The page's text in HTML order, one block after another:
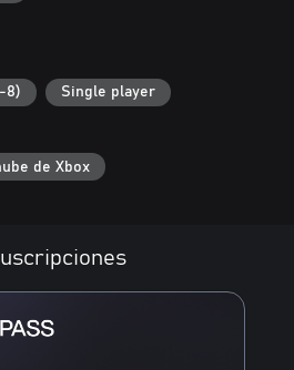
8) Single player
de Xbox